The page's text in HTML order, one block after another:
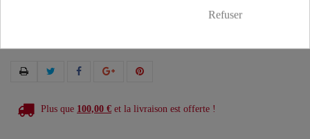
Plus que 100,00 € et la livraison est offerte !
Refuser